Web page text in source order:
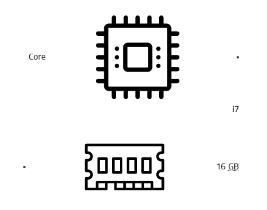
Core
i7
16GB